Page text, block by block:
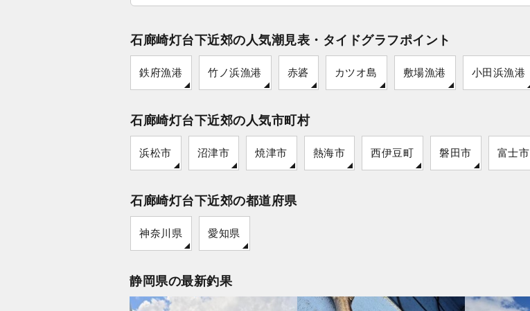
石廊崎灯台下近郊の人気潮見表・タイドグラフポイント
鉄府漁港 竹ノ浜漁港 赤碆 カツオ島 敷場漁港 小田浜漁港
石廊崎灯台下近郊の人気市町村
浜松市 沼津市 焼津市 熱海市 西伊豆町 磐田市 富士市
石廊崎灯台下近郊の都道府県
神奈川県 愛知県
静岡県の最新釣果